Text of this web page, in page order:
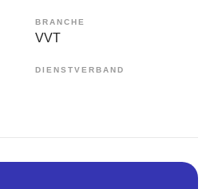
BRANCHE
VVT
DIENSTVERBAND